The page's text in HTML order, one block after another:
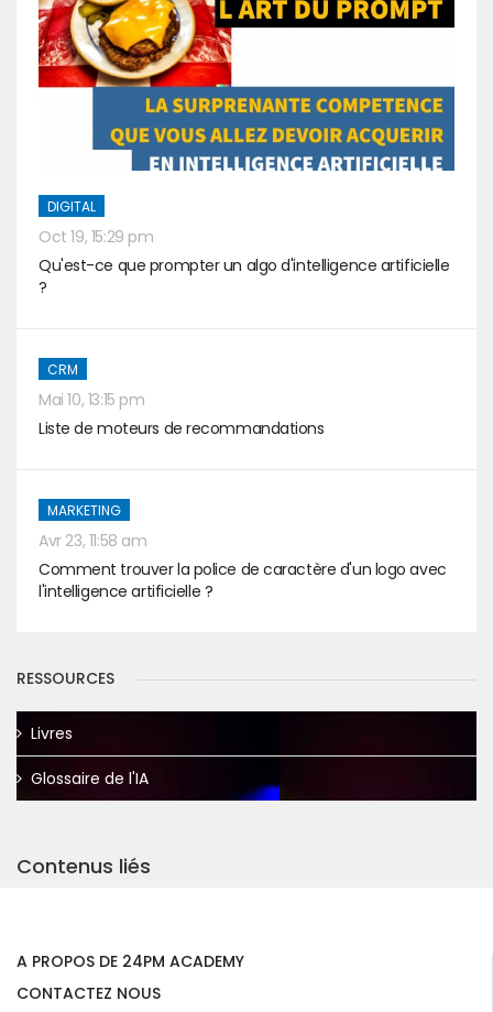
DIGITAL
Oct 19, 15:29 pm
Qu'est-ce que prompter un algo d'intelligence artificielle
?
CRM
Mai 10, 13:15 pm
Liste de moteurs de recommandations
MARKETING
Avr 23, 11:58 am
Comment trouver la police de caractère d'un logo avec
l'intelligence artificielle ?
RESSOURCES
Livres
Glossaire de l'IA
Contenus liés
A PROPOS DE 24PM ACADEMY
CONTACTEZ NOUS